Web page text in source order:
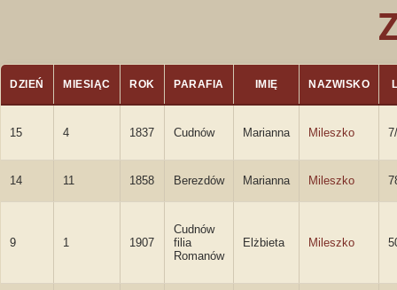
DZIEŃ MIESIĄC ROK PARAFIA IMIĘ NAZWISKO
15 4 1837 Cudnów Marianna Mileszko
14 11 1858 Berezdów Marianna Mileszko
9 1 1907
Cudnów
filia
Romanów
Elżbieta Mileszko